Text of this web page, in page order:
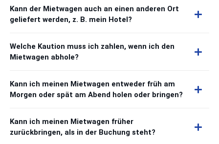
Kann der Mietwagen auch an einen anderen Ort
geliefert werden, z. B. mein Hotel?
Welche Kaution muss ich zahlen, wenn ich den
Mietwagen abhole?
Kann ich meinen Mietwagen entweder früh am
Morgen oder spät am Abend holen oder bringen?
Kann ich meinen Mietwagen früher
zurückbringen, als in der Buchung steht?